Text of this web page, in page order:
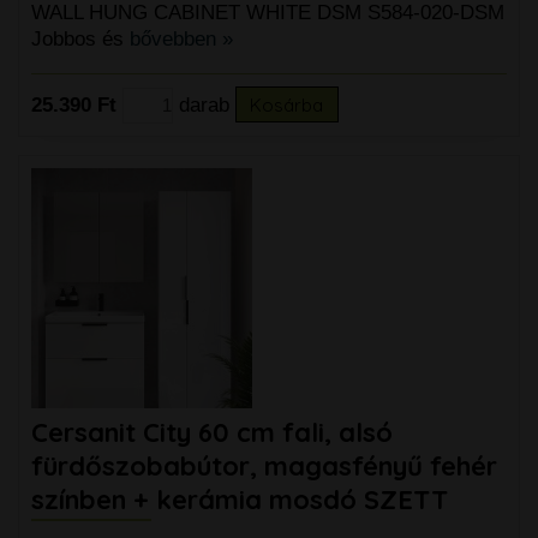
WALL HUNG CABINET WHITE DSM S584-020-DSM
Jobbos és bővebben »
25.390 Ft darab
Cersanit City 60 cm fali, alsó
fürdőszobabútor, magasfényű fehér
színben + kerámia mosdó SZETT